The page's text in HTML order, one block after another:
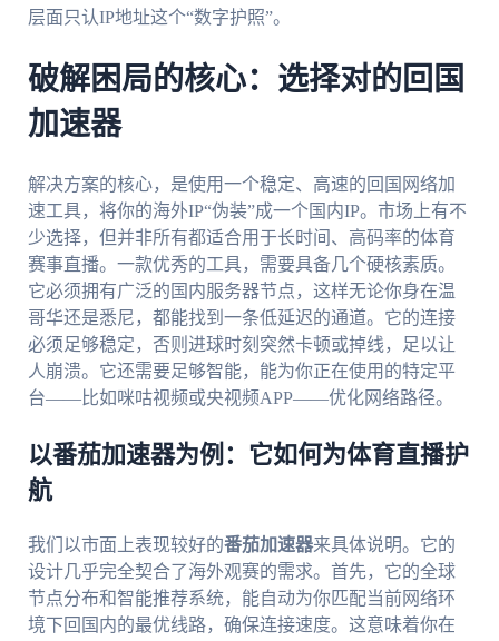
层面只认IP地址这个“数字护照”。
破解困局的核心：选择对的回国
加速器
解决方案的核心，是使用一个稳定、高速的回国网络加
速工具，将你的海外IP“伪装”成一个国内IP。市场上有不
少选择，但并非所有都适合用于长时间、高码率的体育
赛事直播。一款优秀的工具，需要具备几个硬核素质。
它必须拥有广泛的国内服务器节点，这样无论你身在温
哥华还是悉尼，都能找到一条低延迟的通道。它的连接
必须足够稳定，否则进球时刻突然卡顿或掉线，足以让
人崩溃。它还需要足够智能，能为你正在使用的特定平
台——比如咪咕视频或央视频APP——优化网络路径。
以番茄加速器为例：它如何为体育直播护
航
我们以市面上表现较好的番茄加速器来具体说明。它的
设计几乎完全契合了海外观赛的需求。首先，它的全球
节点分布和智能推荐系统，能自动为你匹配当前网络环
境下回国内的最优线路，确保连接速度。这意味着你在